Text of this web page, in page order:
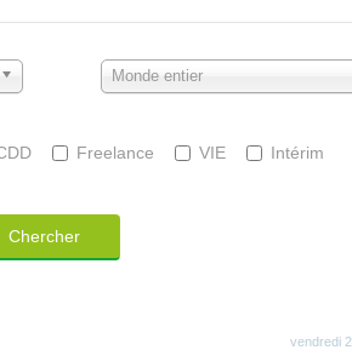
Monde entier
Freelance VIE
Intérim
Chercher
vendredi